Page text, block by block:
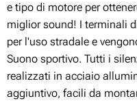
e tipo di motore per
miglior sound! I terminali
per l'uso stradale e
Suono sportivo. Tutti i
realizzati in acciaio
aggiuntivo, facili da